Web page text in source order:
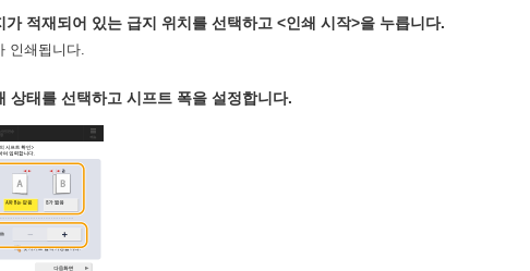
가 적재되어 있는 급지 위치를 선택하고 <인쇄 시작>을 누릅니다.
인쇄됩니다.
상태를 선택하고 시프트 폭을 설정합니다.